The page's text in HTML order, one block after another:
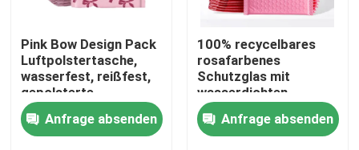
Werksbesichtigung
Qualitätskontrolle
Pink Bow Design Pack
Luftpolstertasche,
wasserfest, reißfest,
gepolsterte
Umschläge für den
Versand kleiner
Unternehmen
Anfrage absenden
100% recycelbares
rosafarbenes
Schutzglas mit
wasserdichten
Funktionen für
Produkte
Anfrage absenden